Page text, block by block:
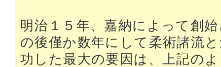
明治１５年、嘉納によって創
の後僅か数年にして柔術諸流
功した最大の要因は、上記の